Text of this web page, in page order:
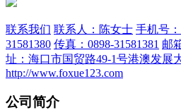
联系我们 联系人：陈女士 手机号
31581380 传真：0898-31581381 邮
址：海口市国贸路49-1号港澳发展
http://www.foxue123.com
公司简介